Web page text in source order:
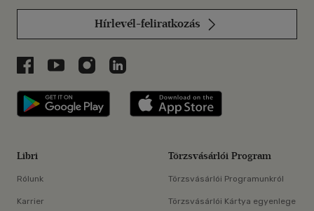
Hírlevél-feliratkozás
Libri a Facebookon
Libri a Youtube-on
Libri az Instagramon
Libri a LinkedInen
Libri applikáció Szerezd meg: Google
Libri
Rólunk
Karrier
Törzsvásárlói Program
Törzsvásárlói Programunkról
Törzsvásárlói Kártya egyenlege